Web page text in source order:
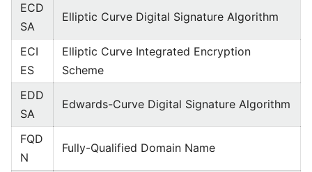
ECD
SA
Elliptic Curve Digital Signature Algorithm
ECI
ES
Elliptic Curve Integrated Encryption
Scheme
EDD
SA
Edwards-Curve Digital Signature Algorithm
FQD
N
Fully-Qualified Domain Name